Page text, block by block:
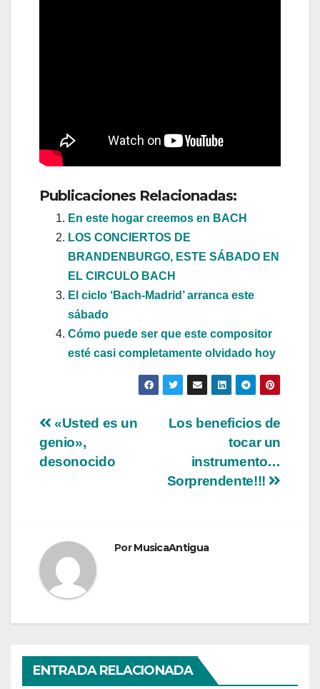
Publicaciones Relacionadas:
En este hogar creemos en BACH
LOS CONCIERTOS DE
BRANDENBURGO, ESTE SÁBADO EN
EL CIRCULO BACH
El ciclo ‘Bach-Madrid’ arranca este
sábado
Cómo puede ser que este compositor
esté casi completamente olvidado hoy
Navegación
de
Los beneficios de
tocar un
instrumento…
Sorprendente!!!
«Usted es un
genio»,
desonocido
PorMusicaAntigua
ENTRADA RELACIONADA